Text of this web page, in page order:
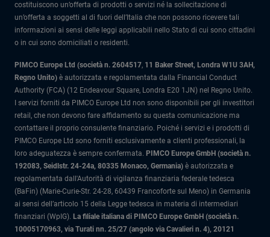
costituiscono un’offerta di prodotti o servizi né la sollecitazione di
un’offerta a soggetti al di fuori dell’Italia che non possono ricevere tali
informazioni ai sensi delle leggi applicabili nello Stato di cui sono cittadini
o in cui sono domiciliati o residenti.
PIMCO Europe Ltd (società n. 2604517, 11 Baker Street, Londra W1U 3AH,
Regno Unito) è autorizzata e regolamentata dalla Financial Conduct
Authority (FCA) (12 Endeavour Square, Londra E20 1JN) nel Regno Unito.
I servizi forniti da PIMCO Europe Ltd non sono disponibili per gli investitori
retail, che non devono fare affidamento su questa comunicazione ma
contattare il proprio consulente finanziario. Poiché i servizi e i prodotti di
PIMCO Europe Ltd sono forniti esclusivamente a clienti professionali, la
loro adeguatezza è sempre confermata. PIMCO Europe GmbH (società n.
192083, Seidlstr. 24-24a, 80335 Monaco, Germania) è autorizzata e
regolamentata dall'Autorità di vigilanza finanziaria federale tedesca
(BaFin) (Marie-Curie-Str. 24-28, 60439 Francoforte sul Meno) in Germania
ai sensi dell’articolo 15 della Legge tedesca in materia di intermediari
finanziari (WpIG). La filiale italiana di PIMCO Europe GmbH (società n.
10005170963, via Turati nn. 25/27 (angolo via Cavalieri n. 4), 20121